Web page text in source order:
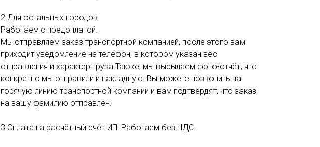
2.Для остальных городов.
Работаем с предоплатой.
Мы отправляем заказ транспортной компанией, после этого вам
приходит уведомление на телефон, в котором указан вес
отправления и характер груза.Также, мы высылаем фото-отчёт, что
конкретно мы отправили и накладную. Вы можете позвонить на
горячую линию транспортной компании и вам подтвердят, что заказ
на вашу фамилию отправлен.
3.Оплата на расчётный счёт ИП. Работаем без НДС.